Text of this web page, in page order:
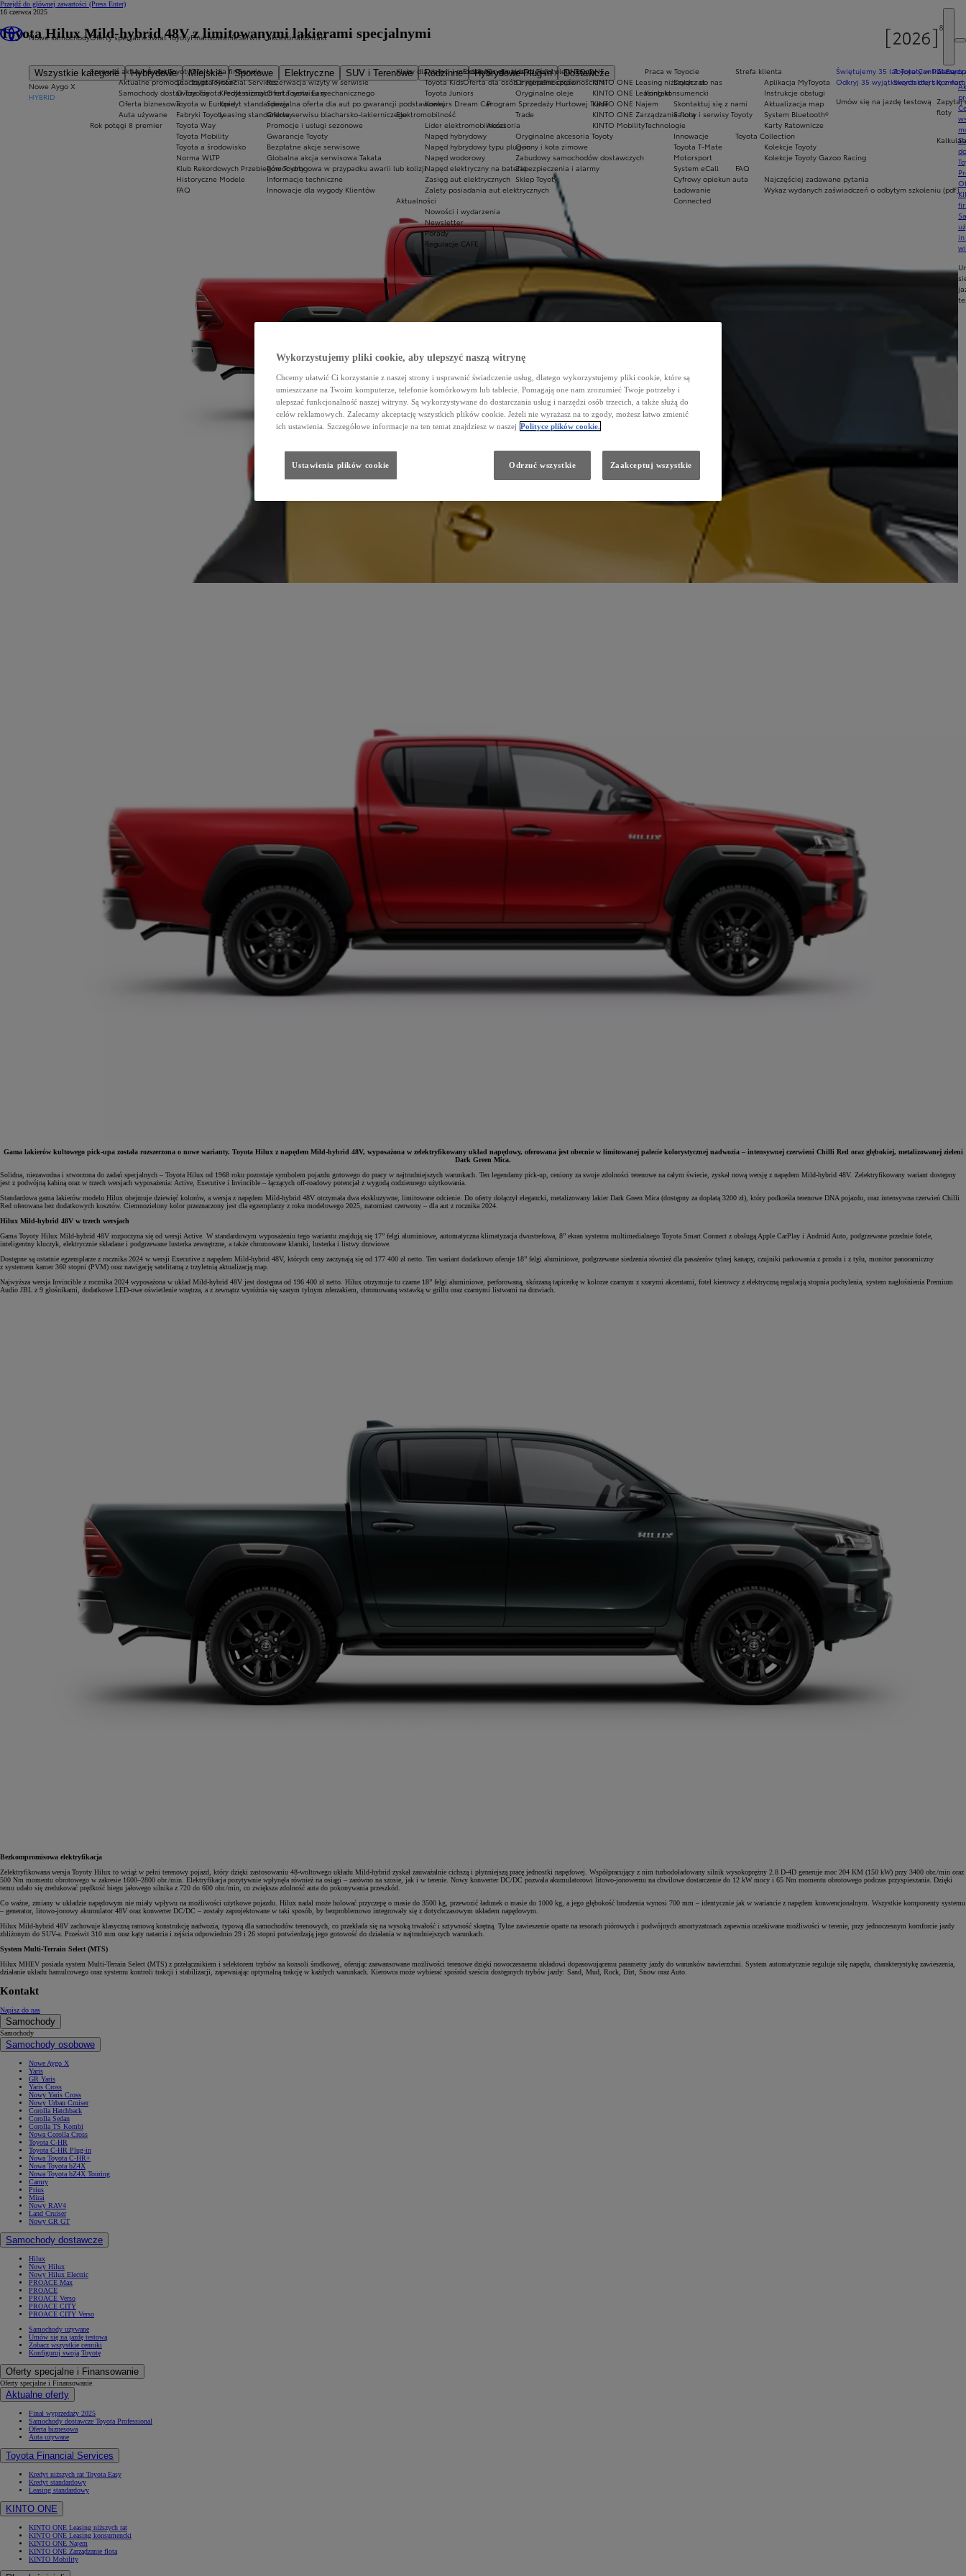
Przejdź do głównej zawartości (Press Enter)
Nowe samochody
Wszystkie kategorie Hybrydowe Miejskie Sportowe Elektryczne SUV i Terenowe Rodzinne Hybrydowe Plug-in
Dostawcze
Nowe Aygo X
HYBRID
Yaris Cross
HYBRID
Od105 300 zł
Corolla Hatchback
HYBRID
Oferty specjalne
Sprawdź aktualne oferty
Aktualne promocje
Samochody dostawcze Toyota Professional
Oferta biznesowa
Auta używane
Rok potęgi 8 premier
Ekobonus dla hybryd Toyoty
Oferta dla osób z niepełnosprawnościami
Świętujemy 35 lat Toyoty w Polsce
Odkryj 35 wyjątkowych ofert
Umów się na jazdę testową
Świat Toyoty
Świat Toyoty
Dlaczego Toyota?
O Toyocie
Toyota w Europie
Fabryki Toyoty
Toyota Way
Toyota Mobility
Toyota a środowisko
Norma WLTP
Klub Rekordowych Przebiegów Toyoty
Historyczne Modele
FAQ
Kluby dla dzieci i młodzieży
Toyota Kids
Toyota Juniors
Konkurs Dream Car
Elektromobilność
Lider elektromobilności
Napęd hybrydowy
Napęd hybrydowy typu plug-in
Napęd wodorowy
Napęd elektryczny na baterię
Zasięg aut elektrycznych
Zalety posiadania aut elektrycznych
Aktualności
Nowości i wydarzenia
Newsletter
Porady
Regulacje CAFE
Praca w Toyocie
Dołącz do nas
Kontakt
Skontaktuj się z nami
Salony i serwisy Toyoty
Technologie
Innowacje
Toyota T-Mate
Motorsport
System eCall
Cyfrowy opiekun auta
Ładowanie
Connected
Toyota Central
Skontaktuj się z
Finansowanie
Oferta dla firm
Toyota Financial Services
Kredyt niższych rat Toyota Easy
Kredyt standardowy
Leasing standardowy
KINTO ONE
KINTO ONE Leasing niższych rat
KINTO ONE Leasing konsumencki
KINTO ONE Najem
KINTO ONE Zarządzanie flotą
KINTO Mobility
Komfort
Zapytaj
floty
Serwis i akcesoria
Serwis
Rezerwacja wizyty w serwisie
Oferta serwisu mechanicznego
Specjalna oferta dla aut po gwarancji podstawowej
Oferta serwisu blacharsko-lakierniczego
Promocje i usługi sezonowe
Gwarancje Toyoty
Bezpłatne akcje serwisowe
Globalna akcja serwisowa Takata
Pomoc drogowa w przypadku awarii lub kolizji
Informacje techniczne
Innowacje dla wygody Klientów
Oryginalne części i oleje Toyoty
Oryginalne części
Oryginalne oleje
Program Sprzedaży Hurtowej Trade
Trade
Akcesoria
Oryginalne akcesoria Toyoty
Opony i koła zimowe
Zabudowy samochodów dostawczych
Zabezpieczenia i alarmy
Sklep Toyoty
Strefa klienta
Aplikacja MyToyota
Instrukcje obsługi
Aktualizacja map
System Bluetooth®
Karty Ratownicze
Toyota Collection
Kolekcje Toyoty
Kolekcje Toyoty Gazoo Racing
FAQ
Najczęściej zadawane pytania
Wykaz wydanych zaświadczeń o odbytym szkoleniu (pdf)
Kontakt
16 czerwca 2025
Toyota Hilux Mild-hybrid 48V z limitowanymi lakierami specjalnymi
Gama lakierów kultowego pick-upa została rozszerzona o nowe warianty. Toyota Hilux z napędem Mild-hybrid 48V, wyposażona w zelektryfikowany układ napędowy, oferowana jest obecnie w limitowanej palecie kolorystycznej nadwozia – intensywnej czerwieni Chilli Red oraz głębokiej, metalizowanej zieleni
Dark Green Mica.
Solidna, niezawodna i stworzona do zadań specjalnych – Toyota Hilux od 1968 roku pozostaje symbolem pojazdu gotowego do pracy w najtrudniejszych warunkach. Ten legendarny pick-up, ceniony za swoje zdolności terenowe na całym świecie, zyskał nową wersję z napędem Mild-hybrid 48V. Zelektryfikowany wariant dostępny
jest z podwójną kabiną oraz w trzech wersjach wyposażenia: Active, Executive i Invincible – łączących off-roadowy potencjał z wygodą codziennego użytkowania.
Standardowa gama lakierów modelu Hilux obejmuje dziewięć kolorów, a wersja z napędem Mild-hybrid 48V otrzymała dwa ekskluzywne, limitowane odcienie. Do oferty dołączył elegancki, metalizowany lakier Dark Green Mica (dostępny za dopłatą 3200 zł), który podkreśla terenowe DNA pojazdu, oraz intensywna czerwień Chilli
Red oferowana bez dodatkowych kosztów. Ciemnozielony kolor przeznaczony jest dla egzemplarzy z roku modelowego 2025, natomiast czerwony – dla aut z rocznika 2024.
Hilux Mild-hybrid 48V w trzech wersjach
Gama Toyoty Hilux Mild-hybrid 48V rozpoczyna się od wersji Active. W standardowym wyposażeniu tego wariantu znajdują się 17” felgi aluminiowe, automatyczna klimatyzacja dwustrefowa, 8” ekran systemu multimedialnego Toyota Smart Connect z obsługą Apple CarPlay i Android Auto, podgrzewane przednie fotele,
inteligentny kluczyk, elektrycznie składane i podgrzewane lusterka zewnętrzne, a także chromowane klamki, lusterka i listwy drzwiowe.
Dostępne są ostatnie egzemplarze z rocznika 2024 w wersji Executive z napędem Mild-hybrid 48V, których ceny zaczynają się od 177 400 zł netto. Ten wariant dodatkowo oferuje 18” felgi aluminiowe, podgrzewane siedzenia również dla pasażerów tylnej kanapy, czujniki parkowania z przodu i z tyłu, monitor panoramiczny
z systemem kamer 360 stopni (PVM) oraz nawigację satelitarną z trzyletnią aktualizacją map.
Najwyższa wersja Invincible z rocznika 2024 wyposażona w układ Mild-hybrid 48V jest dostępna od 196 400 zł netto. Hilux otrzymuje tu czarne 18” felgi aluminiowe, perforowaną, skórzaną tapicerkę w kolorze czarnym z szarymi akcentami, fotel kierowcy z elektryczną regulacją stopnia pochylenia, system nagłośnienia Premium
Audio JBL z 9 głośnikami, dodatkowe LED-owe oświetlenie wnętrza, a z zewnątrz wyróżnia się szarym tylnym zderzakiem, chromowaną wstawką w grillu oraz czarnymi listwami na drzwiach.
Bezkompromisowa elektryfikacja
Zelektryfikowana wersja Toyoty Hilux to wciąż w pełni terenowy pojazd, który dzięki zastosowaniu 48-woltowego układu Mild-hybrid zyskał zauważalnie cichszą i płynniejszą pracę jednostki napędowej. Współpracujący z nim turbodoładowany silnik wysokoprężny 2.8 D-4D generuje moc 204 KM (150 kW) przy 3400 obr./min oraz
500 Nm momentu obrotowego w zakresie 1600–2800 obr./min. Elektryfikacja pozytywnie wpłynęła również na osiągi – zarówno na szosie, jak i w terenie. Nowy konwerter DC/DC pozwala akumulatorowi litowo-jonowemu na chwilowe dostarczenie do 12 kW mocy i 65 Nm momentu obrotowego podczas przyspieszania. Dzięki
temu udało się zredukować prędkość biegu jałowego silnika z 720 do 600 obr./min, co zwiększa zdolność auta do pokonywania przeszkód.
Co ważne, zmiany w układzie napędowym nie miały wpływu na możliwości użytkowe pojazdu. Hilux nadal może holować przyczepę o masie do 3500 kg, przewozić ładunek o masie do 1000 kg, a jego głębokość brodzenia wynosi 700 mm – identycznie jak w wariancie z napędem konwencjonalnym. Wszystkie komponenty systemu
– generator, litowo-jonowy akumulator 48V oraz konwerter DC/DC – zostały zaprojektowane w taki sposób, by bezproblemowo integrowały się z dotychczasowym układem napędowym.
Hilux Mild-hybrid 48V zachowuje klasyczną ramową konstrukcję nadwozia, typową dla samochodów terenowych, co przekłada się na wysoką trwałość i sztywność skrętną. Tylne zawieszenie oparte na resorach piórowych i podwójnych amortyzatorach zapewnia oczekiwane możliwości w terenie, przy jednoczesnym komforcie jazdy
zbliżonym do SUV-a. Prześwit 310 mm oraz kąty natarcia i zejścia odpowiednio 29 i 26 stopni potwierdzają jego gotowość do działania w najtrudniejszych warunkach.
System Multi-Terrain Select (MTS)
Hilux MHEV posiada system Multi-Terrain Select (MTS) z przełącznikiem i selektorem trybów na konsoli środkowej, oferując zaawansowane możliwości terenowe dzięki nowoczesnemu układowi dopasowującemu parametry jazdy do warunków nawierzchni. System automatycznie reguluje siłę napędu, charakterystykę zawieszenia,
działanie układu hamulcowego oraz systemu kontroli trakcji i stabilizacji, zapewniając optymalną trakcję w każdych warunkach. Kierowca może wybierać spośród sześciu dostępnych trybów jazdy: Sand, Mud, Rock, Dirt, Snow oraz Auto.
Kontakt
Napisz do nas
Samochody
Samochody
Samochody osobowe
Nowe Aygo X
Yaris
GR Yaris
Yaris Cross
Nowy Yaris Cross
Nowy Urban Cruiser
Corolla Hatchback
Corolla Sedan
Corolla TS Kombi
Nowa Corolla Cross
Toyota C-HR
Toyota C-HR Plug-in
Nowa Toyota C-HR+
Nowa Toyota bZ4X
Nowa Toyota bZ4X Touring
Camry
Prius
Mirai
Nowy RAV4
Land Cruiser
Nowy GR GT
Samochody dostawcze
Hilux
Nowy Hilux
Nowy Hilux Electric
PROACE Max
PROACE
PROACE Verso
PROACE CITY
PROACE CITY Verso
Samochody używane
Umów się na jazdę testową
Zobacz wszystkie cenniki
Konfiguruj swoją Toyotę
Oferty specjalne i Finansowanie
Oferty specjalne i Finansowanie
Aktualne oferty
Finał wyprzedaży 2025
Samochody dostawcze Toyota Professional
Oferta biznesowa
Auta używane
Toyota Financial Services
Kredyt niższych rat Toyota Easy
Kredyt standardowy
Leasing standardowy
KINTO ONE
KINTO ONE Leasing niższych rat
KINTO ONE Leasing konsumencki
KINTO ONE Najem
KINTO ONE Zarządzanie flotą
KINTO Mobility
Wykorzystujemy pliki cookie, aby ulepszyć naszą witrynę
Chcemy ułatwić Ci korzystanie z naszej strony i usprawnić świadczenie usług, dlatego wykorzystujemy pliki cookie, które są
umieszczane na Twoim komputerze, telefonie komórkowym lub tablecie. Pomagają one nam zrozumieć Twoje potrzeby i
ulepszać funkcjonalność naszej witryny. Są wykorzystywane do dostarczania usług i narzędzi osób trzecich, a także służą do
celów reklamowych. Zalecamy akceptację wszystkich plików cookie. Jeżeli nie wyrażasz na to zgody, możesz łatwo zmienić
ich ustawienia. Szczegółowe informacje na ten temat znajdziesz w naszej Polityce plików cookie.
Ustawienia plików cookie Odrzuć wszystkie Zaakceptuj wszystkie